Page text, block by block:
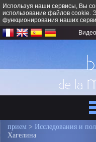
Используя наши сервисы, Вы
использование файлов cookie.
функционирования наших
Видео
прием > Исследования и
Хагелина